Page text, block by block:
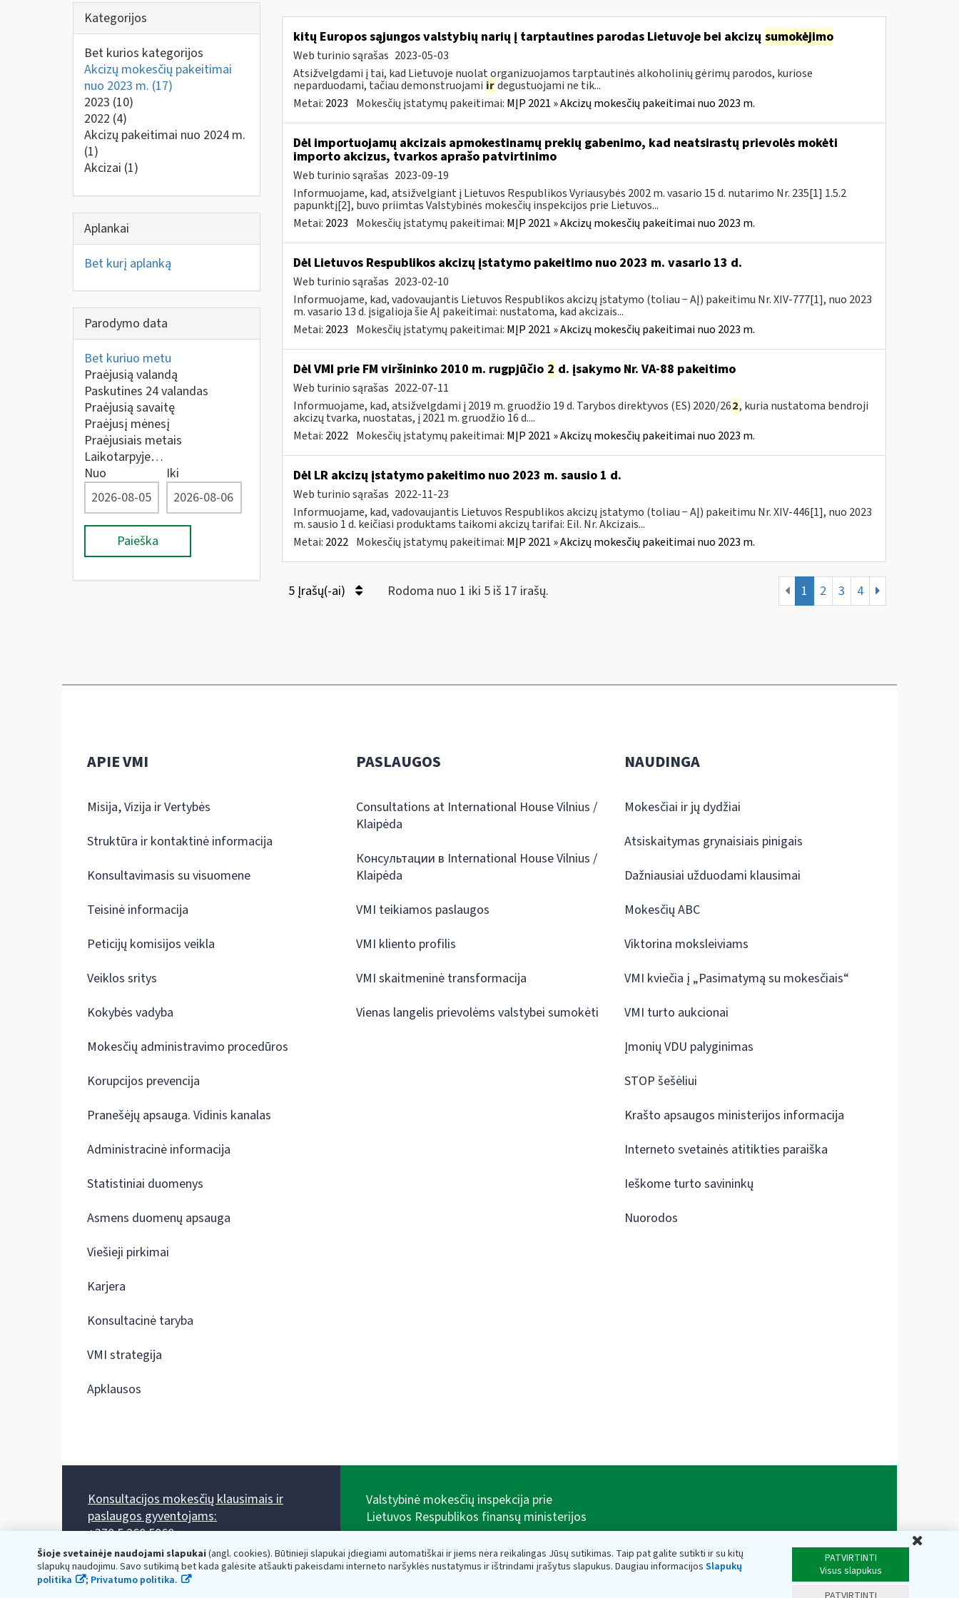
Kategorijos
Bet kurios kategorijos
Akcizų mokesčių pakeitimai
nuo 2023 m. (17)
2023 (10)
2022 (4)
Akcizų pakeitimai nuo 2024 m.
(1)
Akcizai (1)
Aplankai
Bet kurį aplanką
Parodymo data
Bet kuriuo metu
Praėjusią valandą
Paskutines 24 valandas
Praėjusią savaitę
Praėjusį mėnesį
Praėjusiais metais
Laikotarpyje…
Nuo
Iki
Paieška
kitų Europos sąjungos valstybių narių į tarptautines parodas Lietuvoje bei akcizų sumokėjimo
Web turinio sąrašas 2023-05-03
Atsižvelgdami į tai, kad Lietuvoje nuolat organizuojamos tarptautinės alkoholinių gėrimų parodos, kuriose
neparduodami, tačiau demonstruojami ir degustuojami ne tik...
Metai: 2023 Mokesčių įstatymų pakeitimai: MĮP 2021 » Akcizų mokesčių pakeitimai nuo 2023 m.
Dėl importuojamų akcizais apmokestinamų prekių gabenimo, kad neatsirastų prievolės mokėti
importo akcizus, tvarkos aprašo patvirtinimo
Web turinio sąrašas 2023-09-19
Informuojame, kad, atsižvelgiant į Lietuvos Respublikos Vyriausybės 2002 m. vasario 15 d. nutarimo Nr. 235[1] 1.5.2
papunktį[2], buvo priimtas Valstybinės mokesčių inspekcijos prie Lietuvos...
Metai: 2023 Mokesčių įstatymų pakeitimai: MĮP 2021 » Akcizų mokesčių pakeitimai nuo 2023 m.
Dėl Lietuvos Respublikos akcizų įstatymo pakeitimo nuo 2023 m. vasario 13 d.
Web turinio sąrašas 2023-02-10
Informuojame, kad, vadovaujantis Lietuvos Respublikos akcizų įstatymo (toliau − AĮ) pakeitimu Nr. XIV-777[1], nuo 2023
m. vasario 13 d. įsigalioja šie AĮ pakeitimai: nustatoma, kad akcizais...
Metai: 2023 Mokesčių įstatymų pakeitimai: MĮP 2021 » Akcizų mokesčių pakeitimai nuo 2023 m.
Dėl VMI prie FM viršininko 2010 m. rugpjūčio 2 d. įsakymo Nr. VA-88 pakeitimo
Web turinio sąrašas 2022-07-11
Informuojame, kad, atsižvelgdami į 2019 m. gruodžio 19 d. Tarybos direktyvos (ES) 2020/262, kuria nustatoma bendroji
akcizų tvarka, nuostatas, į 2021 m. gruodžio 16 d....
Metai: 2022 Mokesčių įstatymų pakeitimai: MĮP 2021 » Akcizų mokesčių pakeitimai nuo 2023 m.
Dėl LR akcizų įstatymo pakeitimo nuo 2023 m. sausio 1 d.
Web turinio sąrašas 2022-11-23
Informuojame, kad, vadovaujantis Lietuvos Respublikos akcizų įstatymo (toliau − AĮ) pakeitimu Nr. XIV-446[1], nuo 2023
m. sausio 1 d. keičiasi produktams taikomi akcizų tarifai: Eil. Nr. Akcizais...
Metai: 2022 Mokesčių įstatymų pakeitimai: MĮP 2021 » Akcizų mokesčių pakeitimai nuo 2023 m.
5 Įrašų(-ai) Rodoma nuo 1 iki 5 iš 17 irašų. 1 2 3 4
Šioje svetainėje naudojami slapukai(angl. cookies). Būtinieji slapukai įdiegiami automatiškai ir jiems nėra reikalingas Jūsų sutikimas. Taip pat galite sutikti ir su kitų
slapukų naudojimu. Savo sutikimą bet kada galėsite atšaukti pakeisdami interneto naršyklės nustatymus ir ištrindami įrašytus slapukus. Daugiau informacijos Slapukų
politika
; Privatumo politika.
PATVIRTINTI
Visus slapukus
APIE VMI
Misija, Vizija ir Vertybės
Struktūra ir kontaktinė informacija
Konsultavimasis su visuomene
Teisinė informacija
Peticijų komisijos veikla
Veiklos sritys
Kokybės vadyba
Mokesčių administravimo procedūros
Korupcijos prevencija
Pranešėjų apsauga. Vidinis kanalas
Administracinė informacija
Statistiniai duomenys
Asmens duomenų apsauga
Viešieji pirkimai
Karjera
Konsultacinė taryba
VMI strategija
Apklausos
PASLAUGOS
Consultations at International House Vilnius /
Klaipėda
Консультации в International House Vilnius /
Klaipėda
VMI teikiamos paslaugos
VMI kliento profilis
VMI skaitmeninė transformacija
Vienas langelis prievolėms valstybei sumokėti
NAUDINGA
Mokesčiai ir jų dydžiai
Atsiskaitymas grynaisiais pinigais
Dažniausiai užduodami klausimai
Mokesčių ABC
Viktorina moksleiviams
VMI kviečia į „Pasimatymą su mokesčiais“
VMI turto aukcionai
Įmonių VDU palyginimas
STOP šešėliui
Krašto apsaugos ministerijos informacija
Interneto svetainės atitikties paraiška
Ieškome turto savininkų
Nuorodos
Konsultacijos mokesčių klausimais ir
paslaugos gyventojams:
+370 5 260 5060
Darbo laikas: I-IV 8.00-17.00, V 8.00-15.45.
Prieššventinę dieną - viena valanda trumpiau.
Kiekvieno mėnesio antrą penktadienį 8.00 val. - 12.00 val.
Mano VMI
Valstybinė mokesčių inspekcija prie
Lietuvos Respublikos finansų ministerijos
adresas: Vasario 16-osios g. 14, 01107 Vilnius, Lietuva,
el.paštas:vmi@vmi.lt, E. pristatymo dėžutės adresas